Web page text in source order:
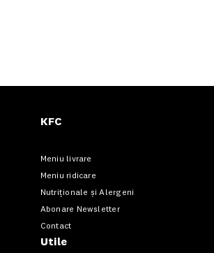
KFC
Meniu livrare
Meniu ridicare
Nutriționale și Alergeni
Abonare Newsletter
Contact
Utile